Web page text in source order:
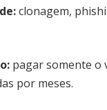
clonagem,
pagar somente o
por meses.